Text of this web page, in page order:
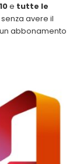
e tutte le
avere il
abbonamento